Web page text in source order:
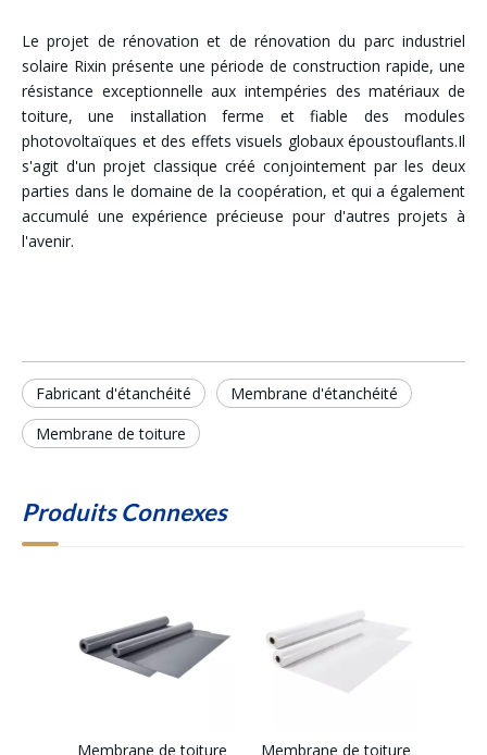
Le projet de rénovation et de rénovation du parc industriel
solaire Rixin présente une période de construction rapide, une
résistance exceptionnelle aux intempéries des matériaux de
toiture, une installation ferme et fiable des modules
photovoltaïques et des effets visuels globaux époustouflants.Il
s'agit d'un projet classique créé conjointement par les deux
parties dans le domaine de la coopération, et qui a également
accumulé une expérience précieuse pour d'autres projets à
l'avenir.
Fabricant d'étanchéité
Membrane d'étanchéité
Membrane de toiture
Produits Connexes
Membrane de toiture
Membrane de toiture